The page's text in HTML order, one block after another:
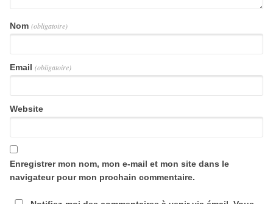
Nom (obligatoire)
Email (obligatoire)
Website
Enregistrer mon nom, mon e-mail et mon site dans le
navigateur pour mon prochain commentaire.